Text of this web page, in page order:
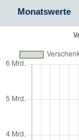
Monatswerte